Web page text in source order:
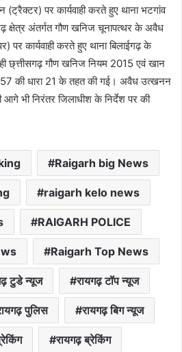
पर कार्यवाही करते हुए थाना भटगांव
क्षेत्र अंतर्गत गौण खनिज चूनापत्थर के अवैध
पर कार्यवाही करते हुए थाना बिलाईगढ़ के
छ्त्तीसगढ़ गौण खनिज नियम 2015 एवं खान
की धारा 21 के तहत की गई। अवैध उत्खनन
आगे भी निरंतर जिलाधीश के निर्देश पर की
Raigarh big News
raigarh kelo news
RAIGARH POLICE
Raigarh Top News
टुडे न्यूज रायगढ़ टॉप न्यूज
पुलिस रायगढ़ बिग न्यूज
रायगढ़ ब्रेकिंग